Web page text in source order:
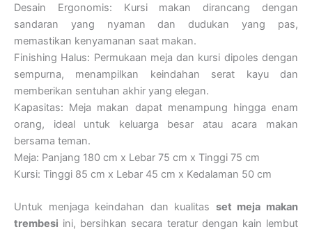
Desain Ergonomis: Kursi makan dirancang dengan
sandaran yang nyaman dan dudukan yang pas,
memastikan kenyamanan saat makan.
Finishing Halus: Permukaan meja dan kursi dipoles dengan
sempurna, menampilkan keindahan serat kayu dan
memberikan sentuhan akhir yang elegan.
Kapasitas: Meja makan dapat menampung hingga enam
orang, ideal untuk keluarga besar atau acara makan
bersama teman.
Meja: Panjang 180 cm x Lebar 75 cm x Tinggi 75 cm
Kursi: Tinggi 85 cm x Lebar 45 cm x Kedalaman 50 cm
Untuk menjaga keindahan dan kualitas set meja makan
trembesi ini, bersihkan secara teratur dengan kain lembut